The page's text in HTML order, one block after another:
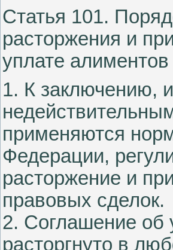
Статья 101.
расторжения и
уплате алиментов
1. К заключению,
применяются
Федерации,
расторжение и
правовых сделок.
2. Соглашение об
расторгнуто в